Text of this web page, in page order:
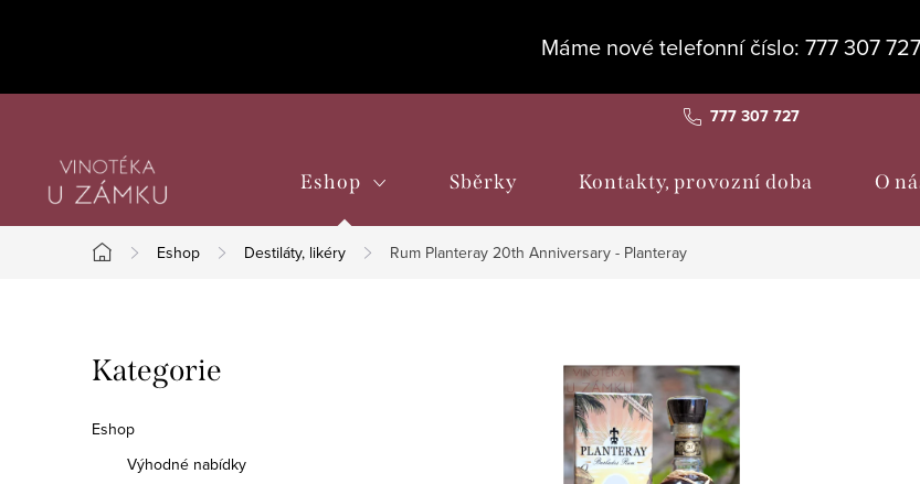
Máme nové telefonní číslo: 777 307 727
777 307 727
Eshop Sběrky Kontakty, provozní doba O
Domů
Eshop Destiláty, likéry Rum Planteray 20th Anniversary - Planteray
o
s
Přeskočit
kategorie
Kategorie
Eshop
Výhodné nabídky